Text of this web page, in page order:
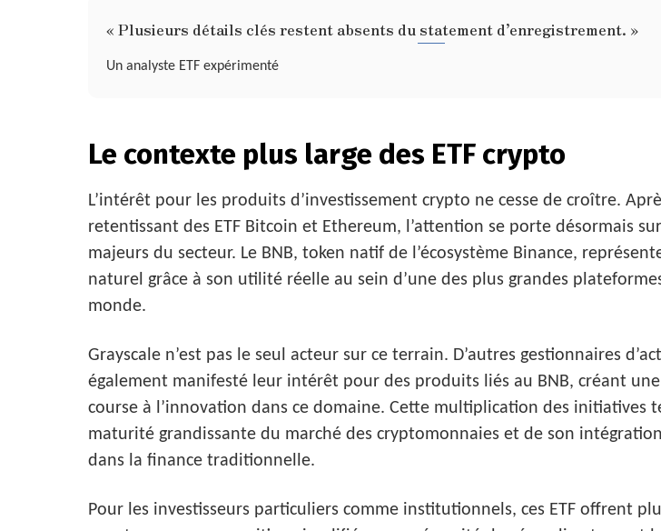
« Plusieurs détails clés restent absents du statement d’enregistrement. »
Un analyste ETF expérimenté
Le contexte plus large des ETF crypto
L’intérêt pour les produits d’investissement crypto ne cesse de croître.
retentissant des ETF Bitcoin et Ethereum, l’attention se porte désormais
majeurs du secteur. Le BNB, token natif de l’écosystème Binance,
naturel grâce à son utilité réelle au sein d’une des plus grandes
monde.
Grayscale n’est pas le seul acteur sur ce terrain. D’autres gestionnaires
également manifesté leur intérêt pour des produits liés au BNB, créant
course à l’innovation dans ce domaine. Cette multiplication des initiatives
maturité grandissante du marché des cryptomonnaies et de son
dans la finance traditionnelle.
Pour les investisseurs particuliers comme institutionnels, ces ETF offrent